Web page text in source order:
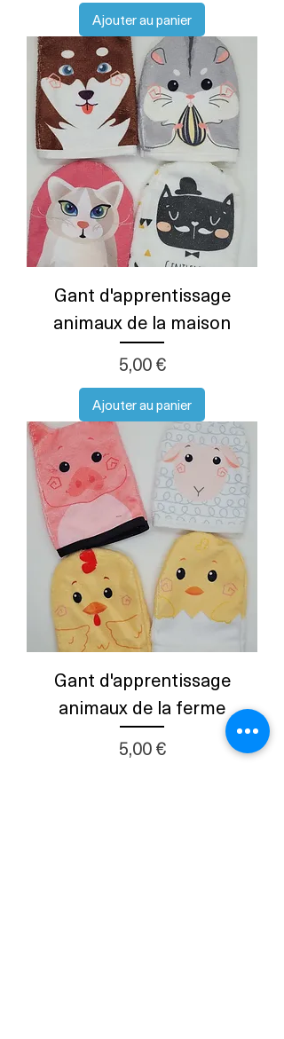
Ajouter au panier
Gant d'apprentissage
animaux de la maison
Prix
5,00 €
Ajouter au panier
Gant d'apprentissage
animaux de la ferme
Prix
5,00 €